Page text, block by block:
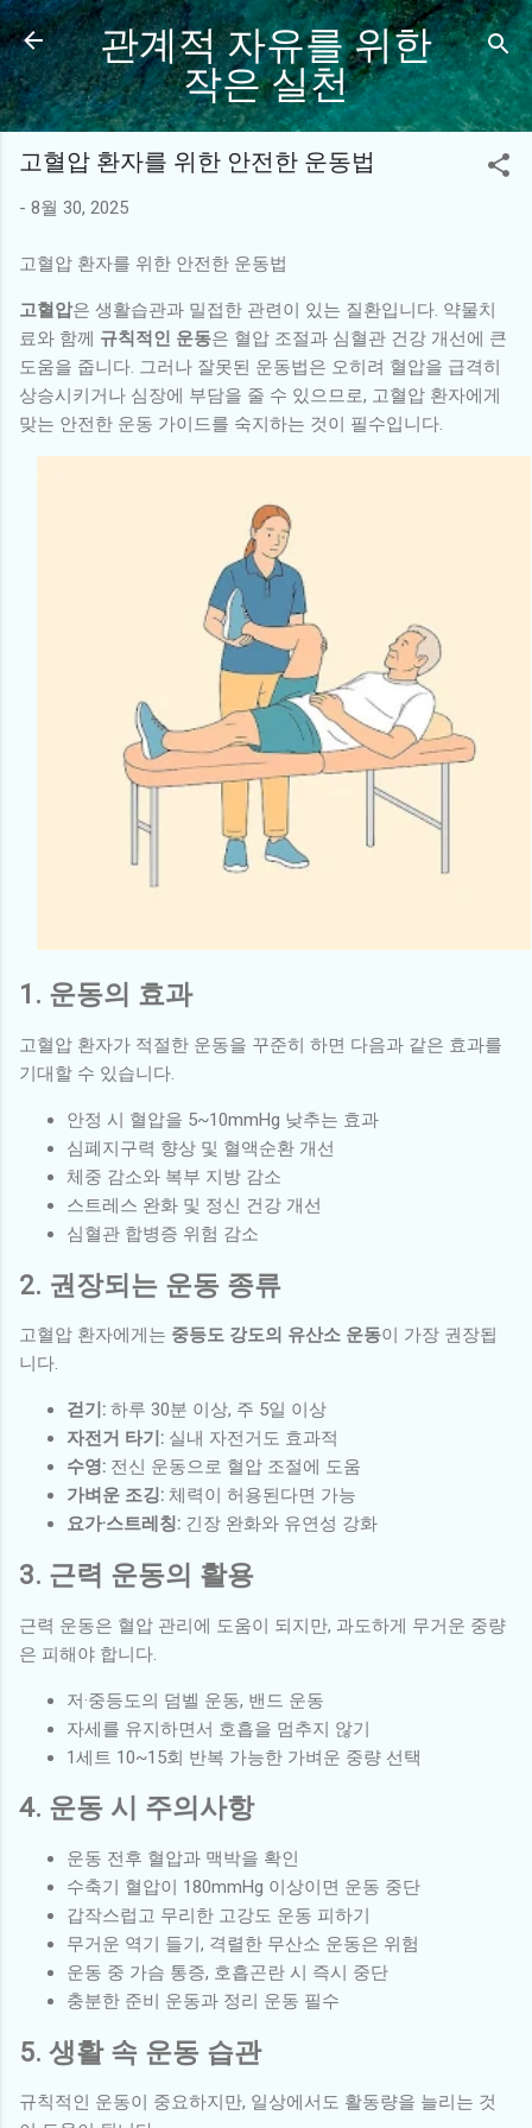
기본 콘텐츠로 건너뛰기
관계적 자유를 위한
작은 실천
고혈압 환자를 위한 안전한 운동법
- 8월 30, 2025
고혈압 환자를 위한 안전한 운동법
고혈압은 생활습관과 밀접한 관련이 있는 질환입니다. 약물치
료와 함께 규칙적인 운동은 혈압 조절과 심혈관 건강 개선에 큰
도움을 줍니다. 그러나 잘못된 운동법은 오히려 혈압을 급격히
상승시키거나 심장에 부담을 줄 수 있으므로, 고혈압 환자에게
맞는 안전한 운동 가이드를 숙지하는 것이 필수입니다.
1. 운동의 효과
고혈압 환자가 적절한 운동을 꾸준히 하면 다음과 같은 효과를
기대할 수 있습니다.
안정 시 혈압을 5~10mmHg 낮추는 효과
심폐지구력 향상 및 혈액순환 개선
체중 감소와 복부 지방 감소
스트레스 완화 및 정신 건강 개선
심혈관 합병증 위험 감소
2. 권장되는 운동 종류
고혈압 환자에게는 중등도 강도의 유산소 운동이 가장 권장됩
니다.
걷기: 하루 30분 이상, 주 5일 이상
자전거 타기: 실내 자전거도 효과적
수영: 전신 운동으로 혈압 조절에 도움
가벼운 조깅: 체력이 허용된다면 가능
요가·스트레칭: 긴장 완화와 유연성 강화
3. 근력 운동의 활용
근력 운동은 혈압 관리에 도움이 되지만, 과도하게 무거운 중량
은 피해야 합니다.
저·중등도의 덤벨 운동, 밴드 운동
자세를 유지하면서 호흡을 멈추지 않기
1세트 10~15회 반복 가능한 가벼운 중량 선택
4. 운동 시 주의사항
운동 전후 혈압과 맥박을 확인
수축기 혈압이 180mmHg 이상이면 운동 중단
갑작스럽고 무리한 고강도 운동 피하기
무거운 역기 들기, 격렬한 무산소 운동은 위험
운동 중 가슴 통증, 호흡곤란 시 즉시 중단
충분한 준비 운동과 정리 운동 필수
5. 생활 속 운동 습관
규칙적인 운동이 중요하지만, 일상에서도 활동량을 늘리는 것